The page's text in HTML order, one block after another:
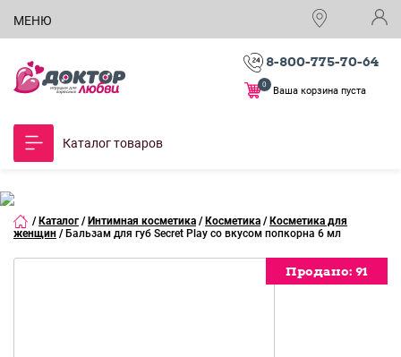
МЕНЮ
8-800-775-70-64
Ваша корзина пуста
0
Каталог товаров
/ Каталог / Интимная косметика / Косметика / Косметика для
женщин / Бальзам для губ Secret Play со вкусом попкорна 6 мл
Продано: 91
Продано: 91
Продано: 91
Продано: 91
Продано: 91
Продано: 91
Продано: 91
Продано: 91
Продано: 91